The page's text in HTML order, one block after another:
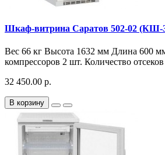
Шкаф-витрина Саратов 502-02 (КШ-
Вес 66 кг Высота 1632 мм Длина 600
компрессоров 2 шт. Количество
32 450.00 р.
В корзину